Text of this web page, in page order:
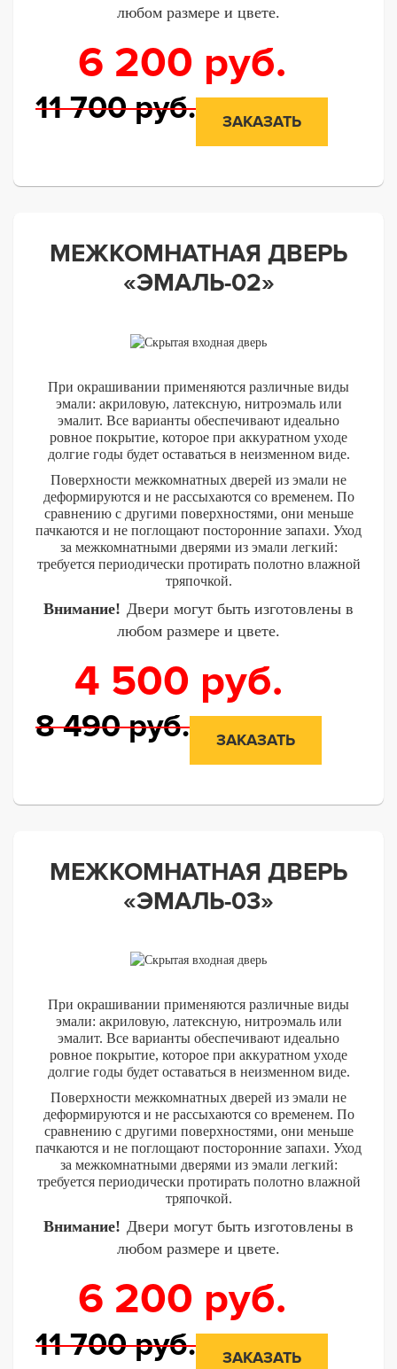
любом размере и цвете.
6 200 руб.
11 700руб. ЗАКАЗАТЬ
МЕЖКОМНАТНАЯ ДВЕРЬ
«ЭМАЛЬ-02»
При окрашивании применяются различные виды
эмали: акриловую, латексную, нитроэмаль или
эмалит. Все варианты обеспечивают идеально
ровное покрытие, которое при аккуратном уходе
долгие годы будет оставаться в неизменном виде.
Поверхности межкомнатных дверей из эмали не
деформируются и не рассыхаются со временем. По
сравнению с другими поверхностями, они меньше
пачкаются и не поглощают посторонние запахи. Уход
за межкомнатными дверями из эмали легкий:
требуется периодически протирать полотно влажной
тряпочкой.
Внимание! Двери могут быть изготовлены в
любом размере и цвете.
4 500 руб.
8 490руб. ЗАКАЗАТЬ
МЕЖКОМНАТНАЯ ДВЕРЬ
«ЭМАЛЬ-03»
При окрашивании применяются различные виды
эмали: акриловую, латексную, нитроэмаль или
эмалит. Все варианты обеспечивают идеально
ровное покрытие, которое при аккуратном уходе
долгие годы будет оставаться в неизменном виде.
Поверхности межкомнатных дверей из эмали не
деформируются и не рассыхаются со временем. По
сравнению с другими поверхностями, они меньше
пачкаются и не поглощают посторонние запахи. Уход
за межкомнатными дверями из эмали легкий:
требуется периодически протирать полотно влажной
тряпочкой.
Внимание! Двери могут быть изготовлены в
любом размере и цвете.
6 200 руб.
11 700руб. ЗАКАЗАТЬ